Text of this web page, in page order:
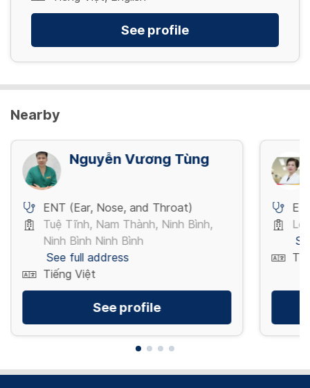
220,000 VND/ Lần
View more
See profile
Nearby
Nguyễn Vương Tùng
ENT (Ear, Nose, and Throat)
Tuệ Tĩnh, Nam Thành, Ninh Bình,
Ninh Bình Ninh Bình
See full address
Tiếng Việt
See profile
Lê